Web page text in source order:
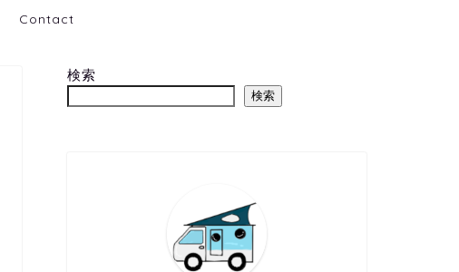
Contact
検索
検索